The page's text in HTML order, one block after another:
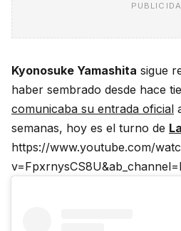
Kyonosuke Yamashita sigue
haber sembrado desde hace
comunicaba su entrada oficial
semanas, hoy es el turno de
https://www.youtube.com/